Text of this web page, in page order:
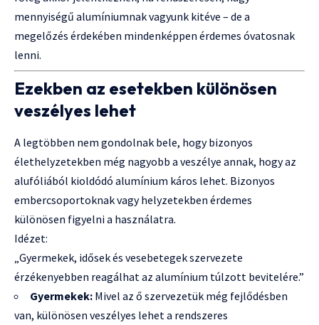
mennyiségű alumíniumnak vagyunk kitéve – de a
megelőzés érdekében mindenképpen érdemes óvatosnak
lenni.
Ezekben az esetekben különösen
veszélyes lehet
A legtöbben nem gondolnak bele, hogy bizonyos
élethelyzetekben még nagyobb a veszélye annak, hogy az
alufóliából kioldódó alumínium káros lehet. Bizonyos
embercsoportoknak vagy helyzetekben érdemes
különösen figyelni a használatra.
Idézet:
„Gyermekek, idősek és vesebetegek szervezete
érzékenyebben reagálhat az alumínium túlzott bevitelére.”
Gyermekek: Mivel az ő szervezetük még fejlődésben
van, különösen veszélyes lehet a rendszeres